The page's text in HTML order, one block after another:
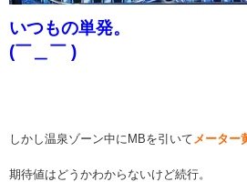
いつもの単発。
(￣＿￣ )
しかし温泉ゾーン中にMBを引いてメーター
期待値はどうかわからないけど続行。